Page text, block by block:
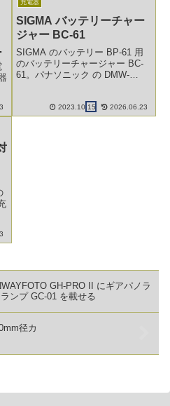
充電器
SIGMA バッテリーチャー
ジャー BC-61
SIGMA のバッテリー BP-61 用
のバッテリーチャージャー BC-
61。パナソニック の DMW-
2023.10.15 2026.06.23
GH-PRO II にギアパノラ
ンプ GC-01 を載せる
径カ